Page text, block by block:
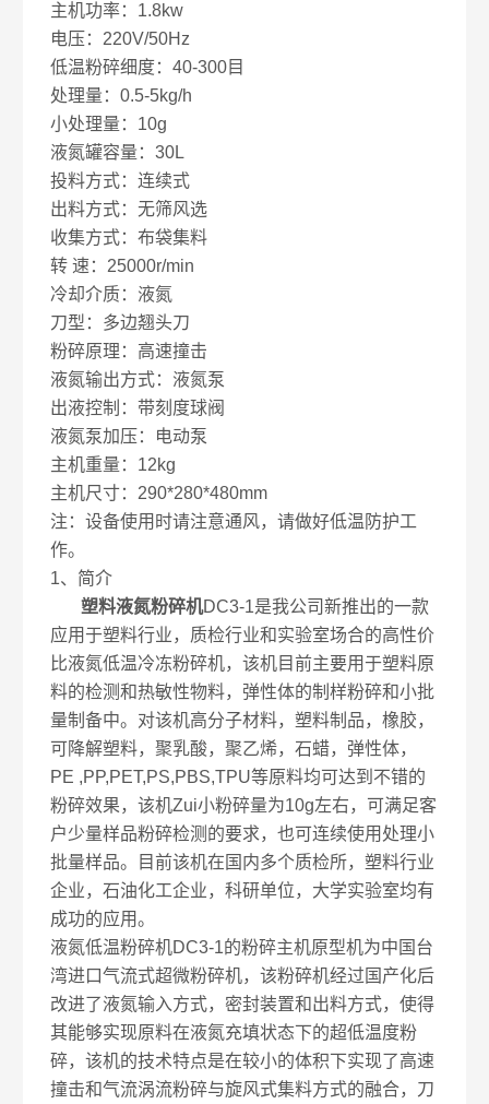
主机功率：1.8kw
电压：220V/50Hz
低温粉碎细度：40-300目
处理量：0.5-5kg/h
小处理量：10g
液氮罐容量：30L
投料方式：连续式
出料方式：无筛风选
收集方式：布袋集料
转 速：25000r/min
冷却介质：液氮
刀型：多边翘头刀
粉碎原理：高速撞击
液氮输出方式：液氮泵
出液控制：带刻度球阀
液氮泵加压：电动泵
主机重量：12kg
主机尺寸：290*280*480mm
注：设备使用时请注意通风，请做好低温防护工
作。
1、简介
塑料液氮粉碎机DC3-1是我公司新推出的一款
应用于塑料行业，质检行业和实验室场合的高性价
比液氮低温冷冻粉碎机，该机目前主要用于塑料原
料的检测和热敏性物料，弹性体的制样粉碎和小批
量制备中。对该机高分子材料，塑料制品，橡胶，
可降解塑料，聚乳酸，聚乙烯，石蜡，弹性体，
PE ,PP,PET,PS,PBS,TPU等原料均可达到不错的
粉碎效果，该机Zui小粉碎量为10g左右，可满足客
户少量样品粉碎检测的要求，也可连续使用处理小
批量样品。目前该机在国内多个质检所，塑料行业
企业，石油化工企业，科研单位，大学实验室均有
成功的应用。
液氮低温粉碎机DC3-1的粉碎主机原型机为中国台
湾进口气流式超微粉碎机，该粉碎机经过国产化后
改进了液氮输入方式，密封装置和出料方式，使得
其能够实现原料在液氮充填状态下的超低温度粉
碎，该机的技术特点是在较小的体积下实现了高速
撞击和气流涡流粉碎与旋风式集料方式的融合，刀